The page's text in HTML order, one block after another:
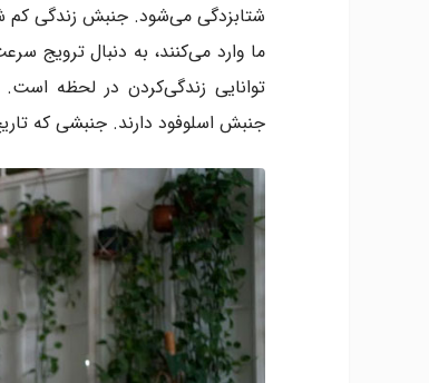
شتابزدگی می‌شود. جنبش زندگی کم‌
ما وارد می‌کنند، به دنبال ترویج
توانایی زندگی‌کردن در لحظه
جنبش اسلوفود دارند. جنبشی که تاریخ